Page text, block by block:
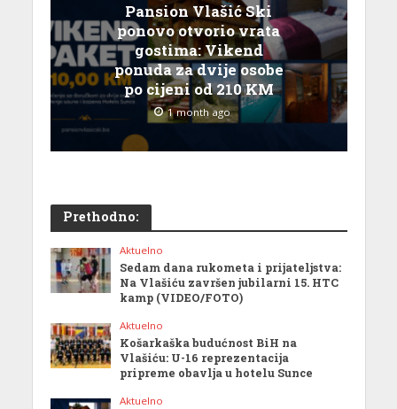
Pansion Vlašić Ski
ponovo otvorio vrata
gostima: Vikend
ponuda za dvije osobe
po cijeni od 210 KM
1 month ago
Prethodno:
Aktuelno
Sedam dana rukometa i prijateljstva:
Na Vlašiću završen jubilarni 15. HTC
kamp (VIDEO/FOTO)
Aktuelno
Košarkaška budućnost BiH na
Vlašiću: U-16 reprezentacija
pripreme obavlja u hotelu Sunce
Aktuelno